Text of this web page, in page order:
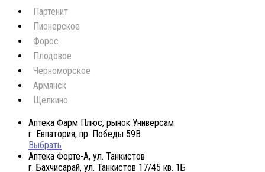
Партенит
Пионерское
Форос
Плодовое
Черноморское
Армянск
Щелкино
Аптека Фарм Плюс, рынок Универсам
г. Евпатория, пр. Победы 59В
Выбрать
Аптека Форте-А, ул. Танкистов
г. Бахчисарай, ул. Танкистов 17/45 кв. 1Б